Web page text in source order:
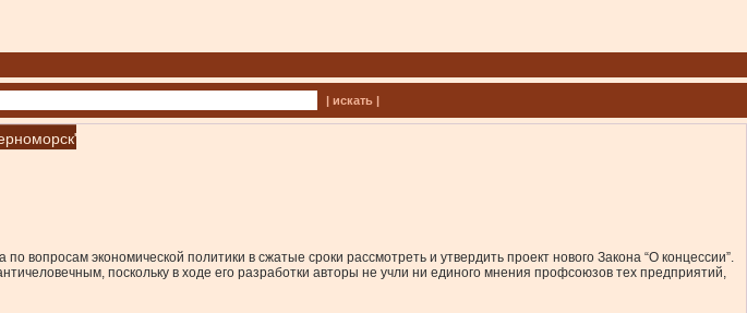
| искать |
экономической политики в сжатые сроки рассмотреть и утвердить проект нового Закона “О концессии”.
поскольку в ходе его разработки авторы не учли ни единого мнения профсоюзов тех предприятий,